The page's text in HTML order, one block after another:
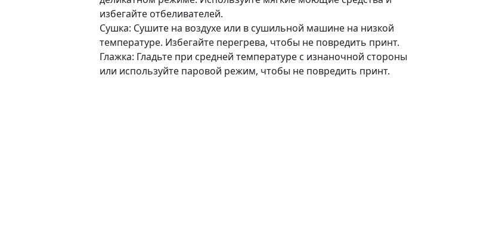
избегайте отбеливателей.
Сушка: Сушите на воздухе или в сушильной машине на низкой
температуре. Избегайте перегрева, чтобы не повредить принт.
Глажка: Гладьте при средней температуре с изнаночной стороны
или используйте паровой режим, чтобы не повредить принт.